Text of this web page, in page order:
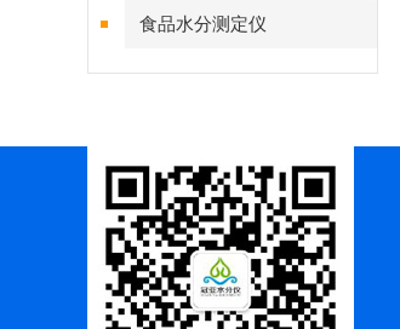
食品水分测定仪